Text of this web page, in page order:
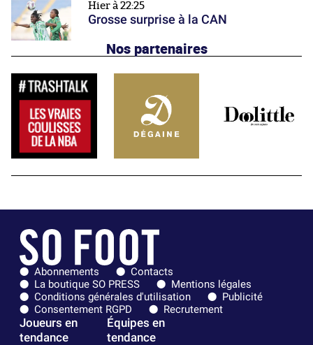
Hier à 22:25
Grosse surprise à la CAN
Nos partenaires
Abonnements
Contacts
La boutique SO PRESS
Mentions légales
Conditions générales d'utilisation
Publicité
Consentement RGPD
Recrutement
Joueurs en
tendance
Équipes en
tendance